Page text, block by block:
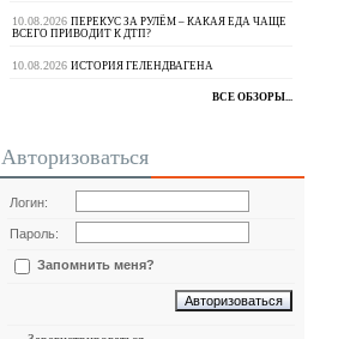
10.08.2026 ПЕРЕКУС ЗА РУЛЁМ – КАКАЯ ЕДА ЧАЩЕ
ВСЕГО ПРИВОДИТ К ДТП?
10.08.2026 ИСТОРИЯ ГЕЛЕНДВАГЕНА
ВСЕ ОБЗОРЫ...
Авторизоваться
Логин:
Пароль:
Запомнить меня?